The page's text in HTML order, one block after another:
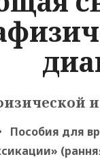
Пособия для